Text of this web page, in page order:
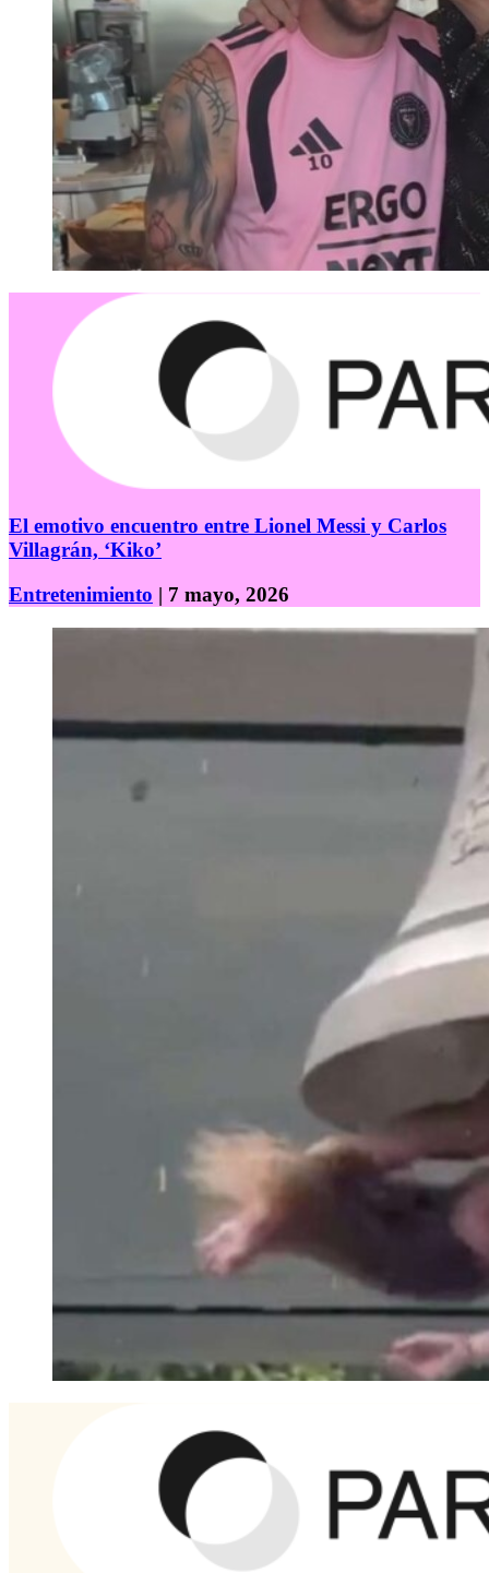
El emotivo encuentro entre Lionel Messi y Carlos
Villagrán, ‘Kiko’
Entretenimiento | 7 mayo, 2026